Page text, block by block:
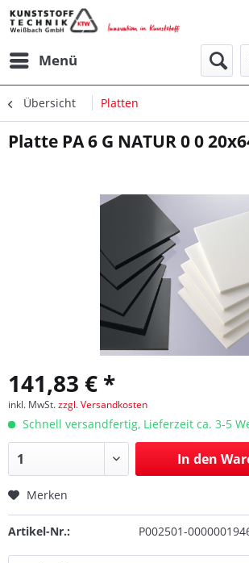
Menü
Übersicht Platten
Platte PA 6 G NATUR 0 0
141,83 € *
inkl. MwSt.zzgl. Versandkosten
Schnell versandfertig, Lieferzeit ca. 3-5
In den
Merken
Artikel-Nr.: P002501-